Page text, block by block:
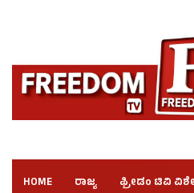
HOME ರಾಜ್ಯ ಫ್ರೀಡಂ ಟಿವಿ